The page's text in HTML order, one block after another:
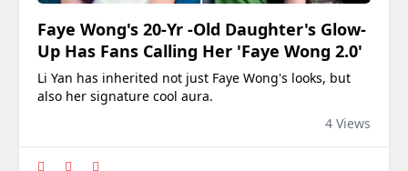
Faye Wong's 20-Yr -Old Daughter's Glow-
Up Has Fans Calling Her 'Faye Wong 2.0'
Li Yan has inherited not just Faye Wong's looks, but
also her signature cool aura.
4 Views